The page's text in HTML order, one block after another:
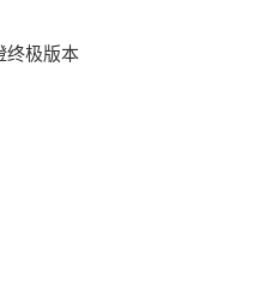
终极版本